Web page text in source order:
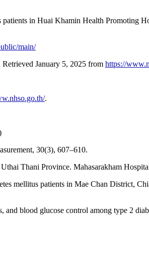
in Huai Khamin Health Promoting
main/
January 5, 2025 from https://
.
30(3), 607–610.
Thani Province. Mahasarakham
mellitus patients in Mae Chan District,
blood glucose control among type 2